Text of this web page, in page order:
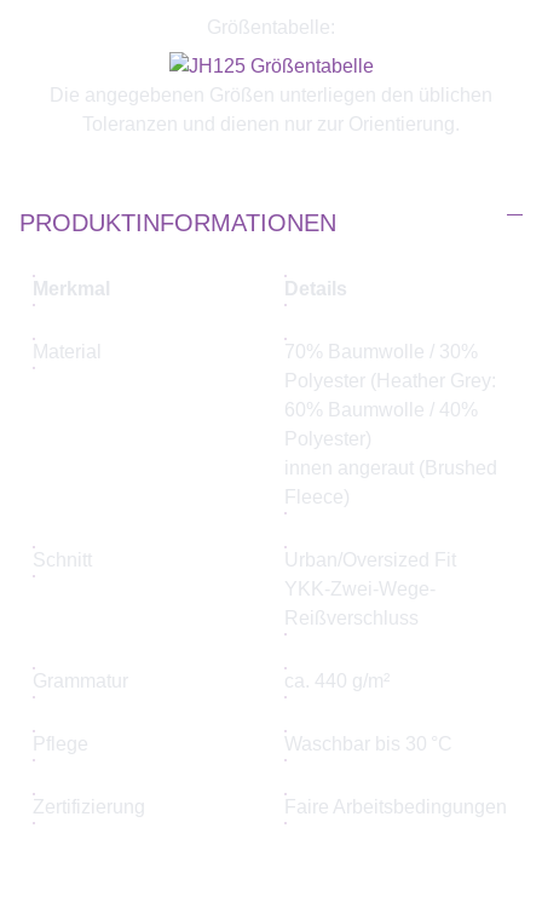
Größentabelle:
Die angegebenen Größen unterliegen den üblichen
Toleranzen und dienen nur zur Orientierung.
PRODUKTINFORMATIONEN
Merkmal Details
Material
70% Baumwolle / 30%
Polyester (Heather Grey:
60% Baumwolle / 40%
Polyester)
innen angeraut (Brushed
Fleece)
Schnitt
Urban/Oversized Fit
YKK-Zwei-Wege-
Reißverschluss
Grammatur ca. 440 g/m²
Pflege Waschbar bis 30 °C
Zertifizierung Faire Arbeitsbedingungen